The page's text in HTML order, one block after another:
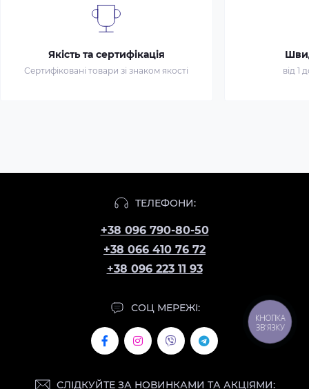
Якість та сертифікація
Сертифіковані товари зі знаком якості від 1
ТЕЛЕФОНИ:
+38 096 790-80-50
+38 066 410 76 72
+38 096 223 11 93
СОЦ МЕРЕЖІ:
СЛІДКУЙТЕ ЗА НОВИНКАМИ ТА АКЦІЯМИ:
КНОПКА
ЗВ'ЯЗКУ